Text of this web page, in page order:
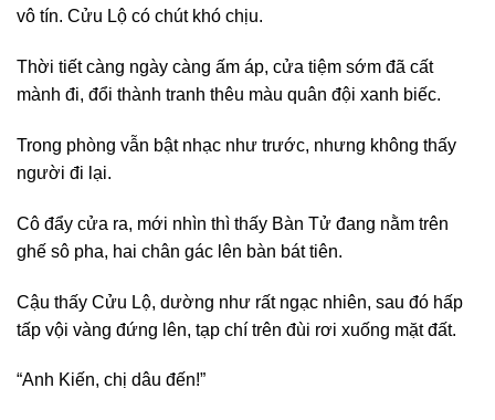
vô tín. Cửu Lộ có chút khó chịu.
Thời tiết càng ngày càng ấm áp, cửa tiệm sớm đã cất
mành đi, đổi thành tranh thêu màu quân đội xanh biếc.
Trong phòng vẫn bật nhạc như trước, nhưng không thấy
người đi lại.
Cô đẩy cửa ra, mới nhìn thì thấy Bàn Tử đang nằm trên
ghế sô pha, hai chân gác lên bàn bát tiên.
Cậu thấy Cửu Lộ, dường như rất ngạc nhiên, sau đó hấp
tấp vội vàng đứng lên, tạp chí trên đùi rơi xuống mặt đất.
“Anh Kiến, chị dâu đến!”